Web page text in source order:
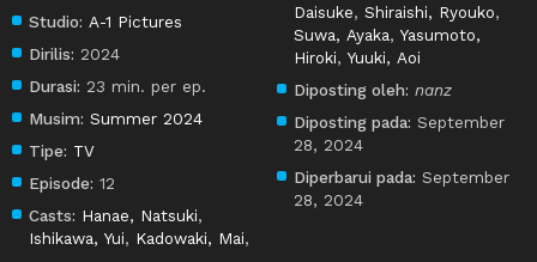
Studio: A-1 Pictures
Dirilis: 2024
Durasi: 23 min. per ep.
Musim: Summer 2024
Tipe: TV
Episode: 12
Casts: Hanae, Natsuki,
Ishikawa, Yui, Kadowaki, Mai,
Daisuke,Shiraishi, Ryouko,
Suwa, Ayaka,Yasumoto,
Hiroki,Yuuki, Aoi
Diposting oleh: nanz
Diposting pada: September
28, 2024
Diperbarui pada: September
28, 2024